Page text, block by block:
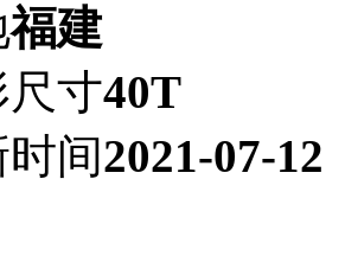
福建
寸40T
间2021-07-12